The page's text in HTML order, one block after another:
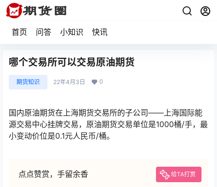
首页 问答 小知识 快讯
哪个交易所可以交易原油期货
期货知识 22年4月3日 0
国内原油期货在上海期货交易所的子公司——上海国际能
源交易中心挂牌交易，原油期货交易单位是1000桶/手，最
小变动价位是0.1元人民币/桶。
点点赞赏，手留余香 给TA打赏